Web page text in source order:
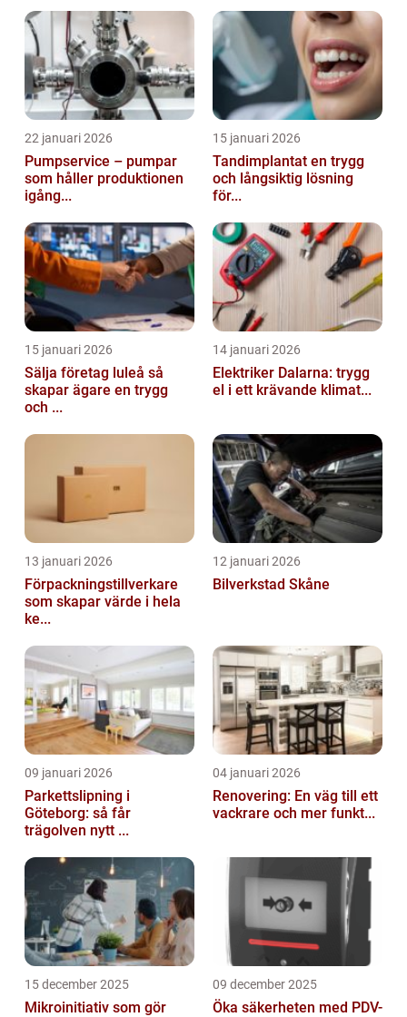
22 januari 2026
Pumpservice – pumpar
som håller produktionen
igång...
15 januari 2026
Tandimplantat en trygg
och långsiktig lösning
för...
15 januari 2026
Sälja företag luleå så
skapar ägare en trygg
och ...
14 januari 2026
Elektriker Dalarna: trygg
el i ett krävande klimat...
13 januari 2026
Förpackningstillverkare
som skapar värde i hela
ke...
12 januari 2026
Bilverkstad Skåne
09 januari 2026
Parkettslipning i
Göteborg: så får
trägolven nytt ...
04 januari 2026
Renovering: En väg till ett
vackrare och mer funkt...
15 december 2025
Mikroinitiativ som gör
09 december 2025
Öka säkerheten med PDV-